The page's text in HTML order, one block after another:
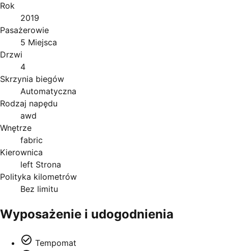
Rok
2019
Pasażerowie
5 Miejsca
Drzwi
4
Skrzynia biegów
Automatyczna
Rodzaj napędu
awd
Wnętrze
fabric
Kierownica
left Strona
Polityka kilometrów
Bez limitu
Wyposażenie i udogodnienia
Tempomat